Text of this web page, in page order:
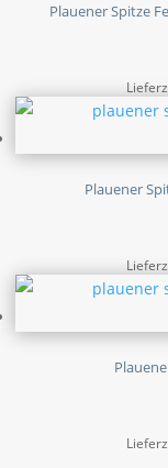
Plauener Spitze
Plauener